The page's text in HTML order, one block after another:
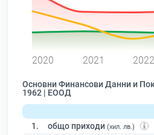
2020 2021 2022
Основни Финансови Данни и
1962 | ЕООД
1. общо приходи (хил. лв.)